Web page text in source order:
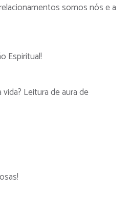
somos nós e a
Espiritual!
Leitura de aura de